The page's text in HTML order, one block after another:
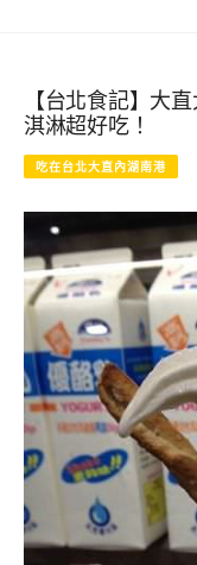
【台北食記】大
淇淋超好吃！
吃在台北大直內湖南港